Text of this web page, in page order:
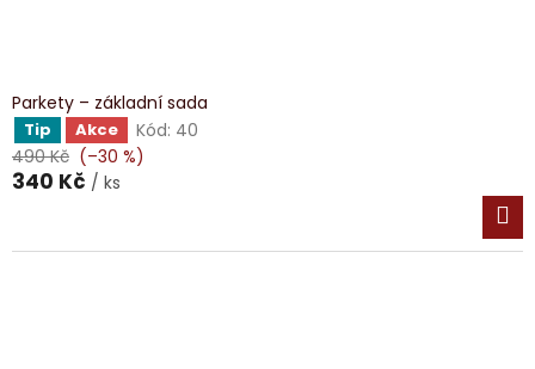
Parkety – základní sada
Tip Akce Kód: 40
490 Kč (–30 %)
340 Kč / ks